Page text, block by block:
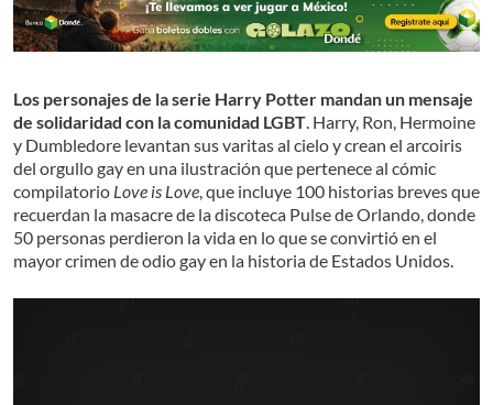
Los personajes de la serie Harry Potter mandan un mensaje
de solidaridad con la comunidad LGBT . Harry, Ron, Hermoine
y Dumbledore levantan sus varitas al cielo y crean el arcoiris
del orgullo gay en una ilustración que pertenece al cómic
compilatorio Love is Love , que incluye 100 historias breves que
recuerdan la masacre de la discoteca Pulse de Orlando, donde
50 personas perdieron la vida en lo que se convirtió en el
mayor crimen de odio gay en la historia de Estados Unidos.